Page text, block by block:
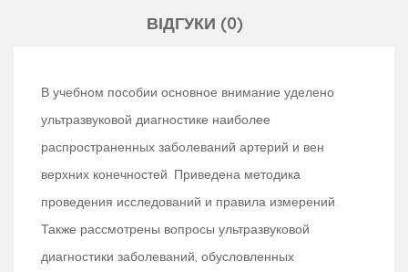
ВІДГУКИ (0)
В учебном пособии основное внимание уделено
ультразвуковой диагностике наиболее
распространенных заболеваний артерий и вен
верхних конечностей. Приведена методика
проведения исследований и правила измерений.
Также рассмотрены вопросы ультразвуковой
диагностики заболеваний, обусловленных